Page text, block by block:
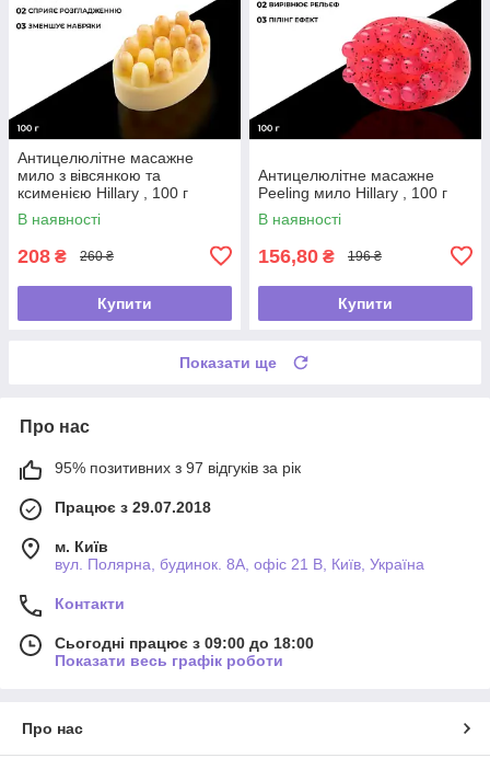
Антицелюлітне масажне
мило з вівсянкою та
ксименією Hillary , 100 г
В наявності
208 ₴ 260 ₴
Купити
Антицелюлітне масажне
Peeling мило Hillary , 100 г
В наявності
156,80 ₴ 196 ₴
Купити
Показати ще
Про нас
95% позитивних з 97 відгуків за рік
Працює з 29.07.2018
м. Київ
вул. Полярна, будинок. 8А, офіс 21 В, Київ, Україна
Контакти
Сьогодні працює з 09:00 до 18:00
Показати весь графік роботи
Про нас